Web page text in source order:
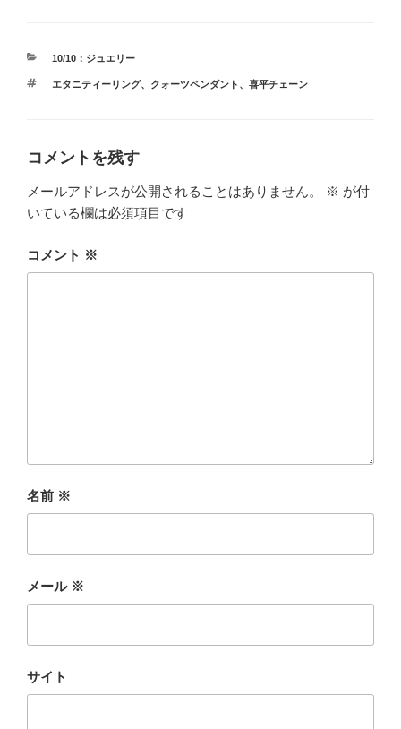
カ
ゴ
10/10：ジュエリー
タ
エタニティーリング、 クォーツペンダント 、 喜平チェーン
コメントを残す
メールアドレスが公開されることはありません。 ※ が付
いている欄は必須項目です
コメント ※
名前 ※
メール ※
サイト